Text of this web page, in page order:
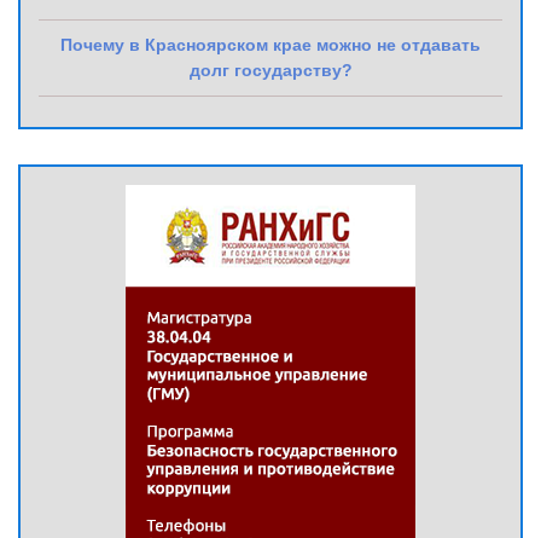
Почему в Красноярском крае можно не отдавать
долг государству?